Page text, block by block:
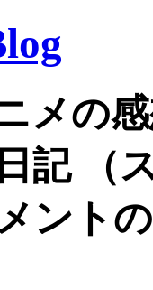
メの
記 （
ント